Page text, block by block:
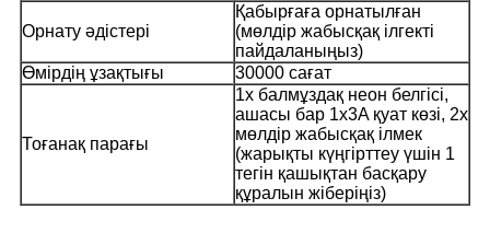
Орнату әдістері
Қабырғаға орнатылған
(мөлдір жабысқақ ілгекті
пайдаланыңыз)
Өмірдің ұзақтығы
30000 сағат
Тоғанақ парағы
1x балмұздақ неон белгісі,
ашасы бар 1x3A қуат көзі, 2x
мөлдір жабысқақ ілмек
(жарықты күңгірттеу үшін 1
тегін қашықтан басқару
құралын жіберіңіз)